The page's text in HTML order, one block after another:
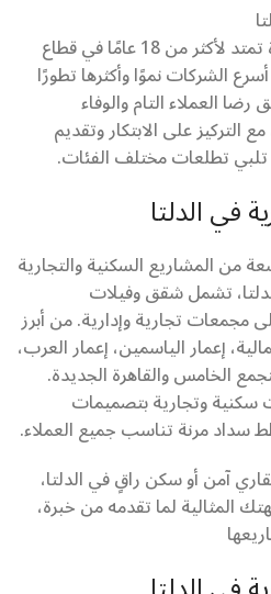
تتمتع شركة إعمار الدلتا بخبرة تمتد لأكثر من 18 عامًا في قطاع
الشركات نموًا وأكثرها تطورًا
العملاء التام والوفاء
التركيز على الابتكار وتقديم
تطلعات مختلف الفئات.
في الدلتا
من المشاريع السكنية والتجارية
تشمل شقق وفيلات
مجمعات تجارية وإدارية. من أبرز
إعمار الياسمين، إعمار العرب،
الخامس والقاهرة الجديدة.
سكنية وتجارية بتصميمات
سداد مرنة تناسب جميع العملاء.
آمن أو سكن راقٍ في الدلتا،
المثالية لما تقدمه من خبرة،